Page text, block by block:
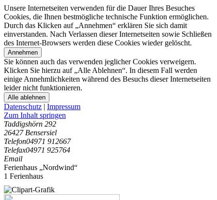
Unsere Internetseiten verwenden für die Dauer Ihres Besuches
Cookies, die Ihnen bestmögliche technische Funktion ermöglichen.
Durch das Klicken auf „Annehmen“ erklären Sie sich damit
einverstanden. Nach Verlassen dieser Internetseiten sowie Schließen
des Internet-Browsers werden diese Cookies wieder gelöscht.
Annehmen
Sie können auch das verwenden jeglicher Cookies verweigern.
Klicken Sie hierzu auf „Alle Ablehnen“. In diesem Fall werden
einige Annehmlichkeiten während des Besuchs dieser Internetseiten
leider nicht funktionieren.
Alle ablehnen
Datenschutz | Impressum
Zum Inhalt springen
Taddigshörn 292
26427 Bensersiel
Telefon04971 912667
Telefax04971 925764
Email
Ferienhaus „Nordwind“
1 Ferienhaus